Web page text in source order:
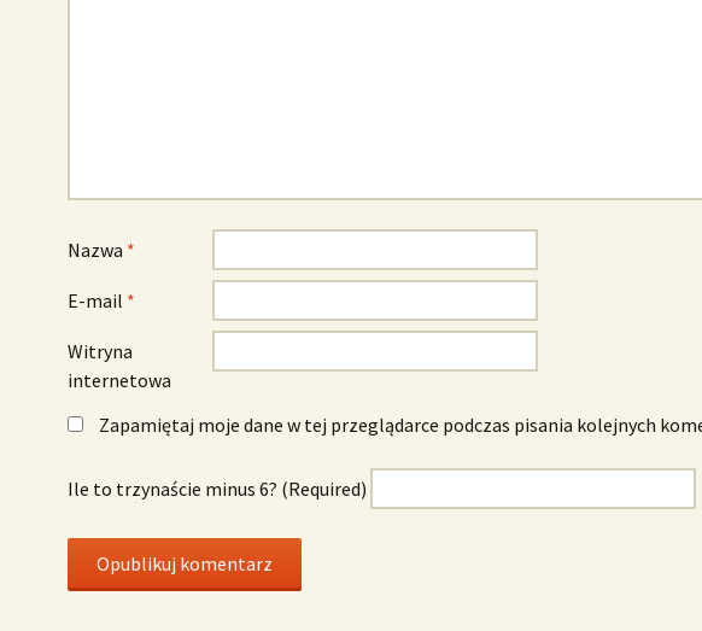
Nazwa *
E-mail *
Witryna
internetowa
Zapamiętaj moje dane w tej przeglądarce podczas pisania kolejnych
Ile to trzynaście minus 6? (Required)